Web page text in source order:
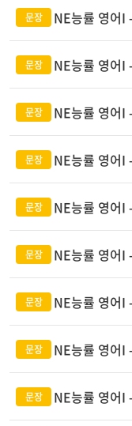
NE능률 영어
NE능률 영어
NE능률 영어
NE능률 영어
NE능률 영어
NE능률 영어
NE능률 영어
NE능률 영어
NE능률 영어